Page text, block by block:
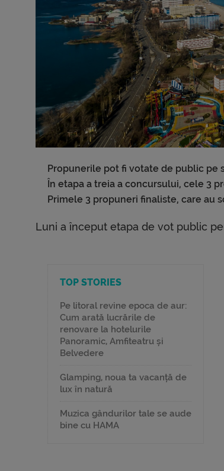
Propunerile pot fi votate de public pe
În etapa a treia a concursului, cele 3
Primele 3 propuneri finaliste, care au
Luni a început etapa de vot public
TOP STORIES
Pe litoral revine epoca de aur:
Cum arată lucrările de
renovare la hotelurile
Panoramic, Amfiteatru și
Belvedere
Glamping, noua ta vacanță de
lux în natură
Muzica gândurilor tale se aude
bine cu HAMA